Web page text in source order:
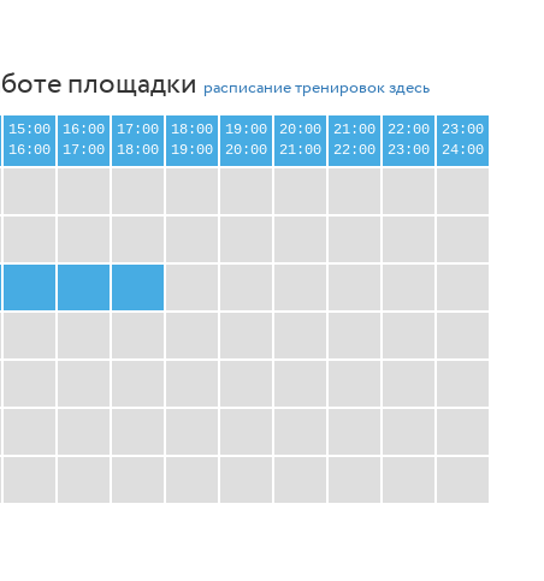
площадки расписание тренировок здесь
15:00
16:00
16:00
17:00
17:00
18:00
18:00
19:00
19:00
20:00
20:00
21:00
21:00
22:00
22:00
23:00
23:00
24:00